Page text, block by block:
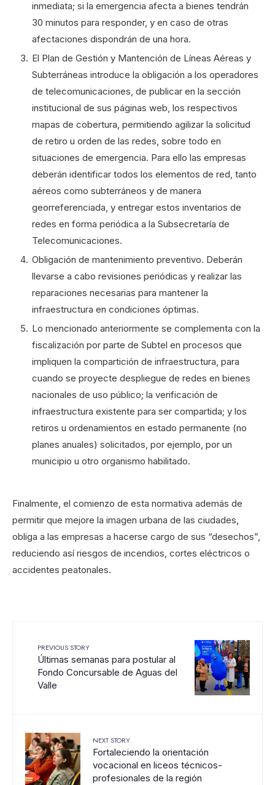
inmediata; si la emergencia afecta a bienes tendrán
30 minutos para responder, y en caso de otras
afectaciones dispondrán de una hora.
El Plan de Gestión y Mantención de Líneas Aéreas y
Subterráneas introduce la obligación a los operadores
de telecomunicaciones, de publicar en la sección
institucional de sus páginas web, los respectivos
mapas de cobertura, permitiendo agilizar la solicitud
de retiro u orden de las redes, sobre todo en
situaciones de emergencia. Para ello las empresas
deberán identificar todos los elementos de red, tanto
aéreos como subterráneos y de manera
georreferenciada, y entregar estos inventarios de
redes en forma periódica a la Subsecretaría de
Telecomunicaciones.
Obligación de mantenimiento preventivo. Deberán
llevarse a cabo revisiones periódicas y realizar las
reparaciones necesarias para mantener la
infraestructura en condiciones óptimas.
Lo mencionado anteriormente se complementa con la
fiscalización por parte de Subtel en procesos que
impliquen la compartición de infraestructura, para
cuando se proyecte despliegue de redes en bienes
nacionales de uso público; la verificación de
infraestructura existente para ser compartida; y los
retiros u ordenamientos en estado permanente (no
planes anuales) solicitados, por ejemplo, por un
municipio u otro organismo habilitado.
Finalmente, el comienzo de esta normativa además de
permitir que mejore la imagen urbana de las ciudades,
obliga a las empresas a hacerse cargo de sus “desechos”,
reduciendo así riesgos de incendios, cortes eléctricos o
accidentes peatonales.
PREVIOUS STORY
Últimas semanas para postular al
Fondo Concursable de Aguas del
Valle
NEXT STORY
Fortaleciendo la orientación
vocacional en liceos técnicos-
profesionales de la región